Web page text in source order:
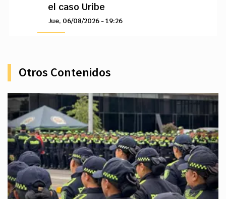
el caso Uribe
Jue, 06/08/2026 - 19:26
Otros Contenidos